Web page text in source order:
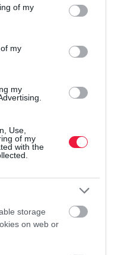
You may click to
its third-party tags to
in below Google
of my
my
my
Use,
of my
with the
storage
on web or
mindent, ami digitális.
a művészeknek. Manapság
a műalkotását. Üzlet is van
Befektetésként is meg
az eredetit alkotásukat
belőle sok-sok másolatot,
árusítják. Mindig meg lesz
de így még jobban ki tudják
szempontjából ez már talán